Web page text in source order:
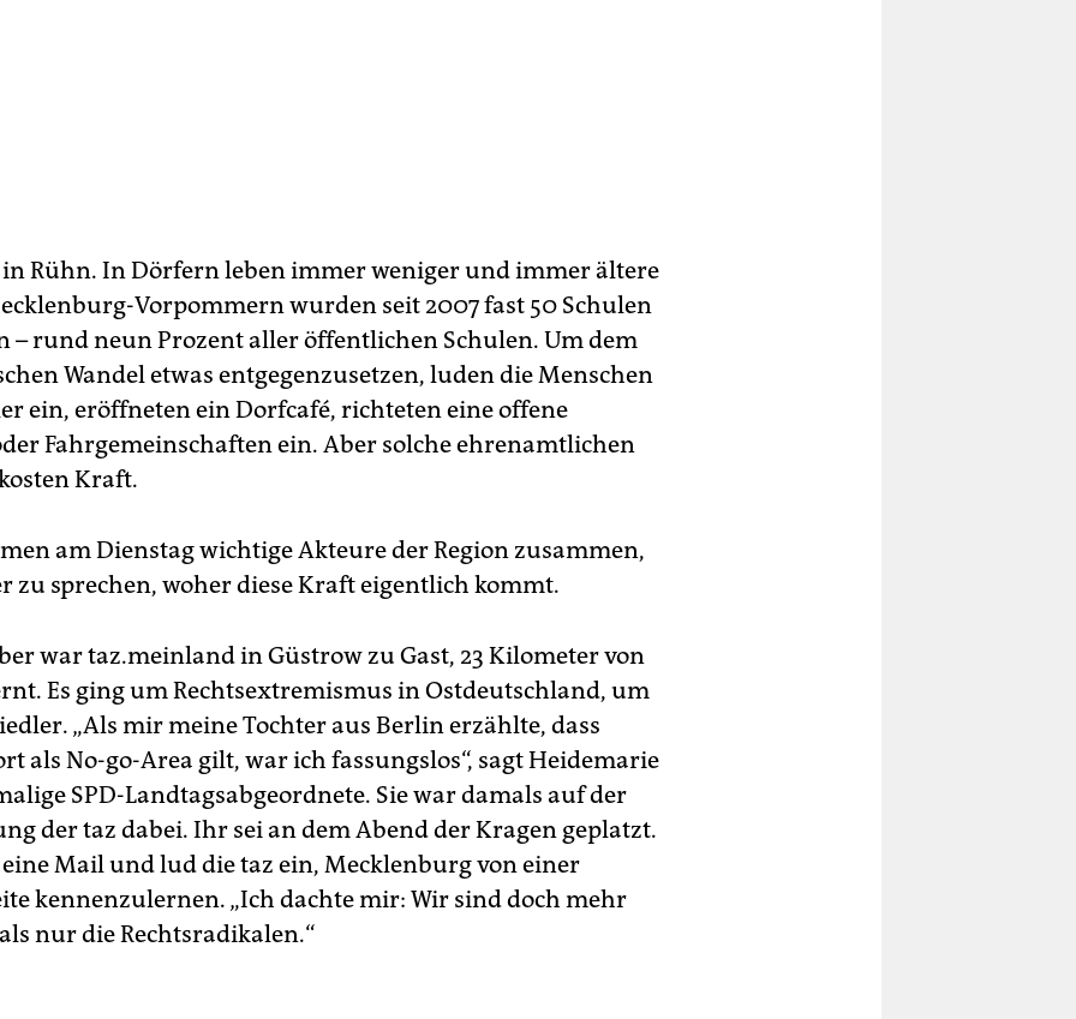
in Rühn. In Dörfern leben immer weniger und immer ältere
Vorpommern wurden seit 2007 fast 50 Schulen
– rund neun Prozent aller öffentlichen Schulen. Um dem
Wandel etwas entgegenzusetzen, luden die Menschen
ein, eröffneten ein Dorfcafé, richteten eine offene
Fahrgemeinschaften ein. Aber solche ehrenamtlichen
Kraft.
am Dienstag wichtige Akteure der Region zusammen,
zu sprechen, woher diese Kraft eigentlich kommt.
war taz.meinland in Güstrow zu Gast, 23 Kilometer von
Es ging um Rechtsextremismus in Ostdeutschland, um
„Als mir meine Tochter aus Berlin erzählte, dass
als No-go-Area gilt, war ich fassungslos“, sagt Heidemarie
SPD-Landtagsabgeordnete. Sie war damals auf der
der taz dabei. Ihr sei an dem Abend der Kragen geplatzt.
eine Mail und lud die taz ein, Mecklenburg von einer
kennenzulernen. „Ich dachte mir: Wir sind doch mehr
nur die Rechtsradikalen.“